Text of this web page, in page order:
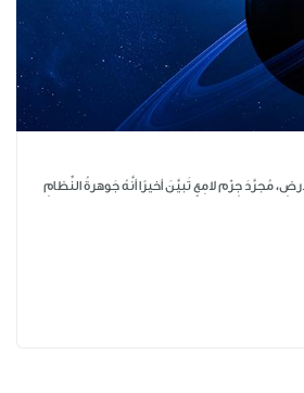
مُجرَّدَ جِرْم لامِعٍ تَبيَّنَ أخيرًا أنَّهُ جَوهرةُ النِّظامِ